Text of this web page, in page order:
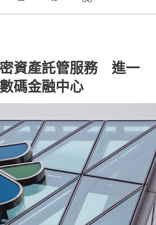
資產託管服務 進一
碼金融中心